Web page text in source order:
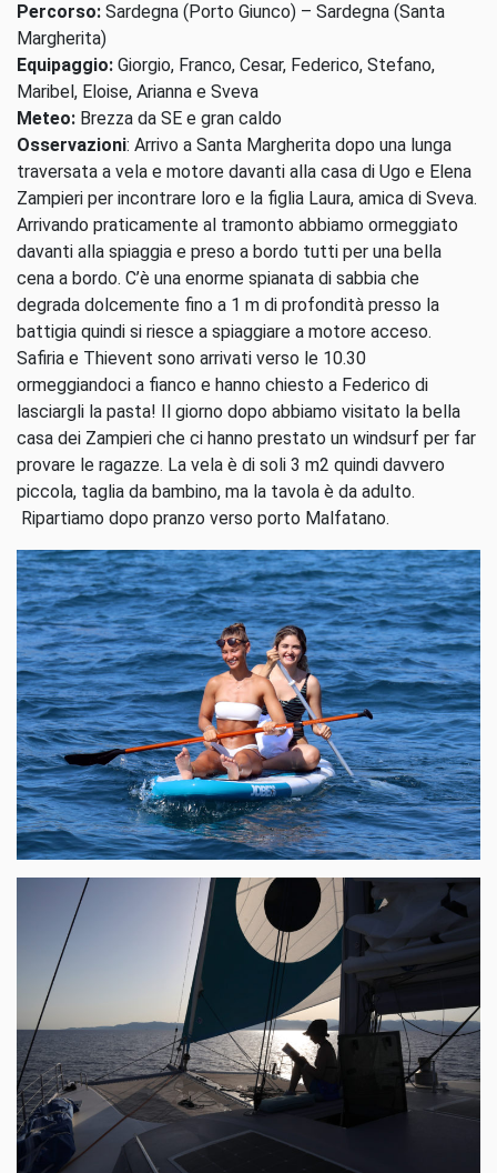
Percorso: Sardegna (Porto Giunco) – Sardegna (Santa
Margherita)
Equipaggio: Giorgio, Franco, Cesar, Federico, Stefano,
Maribel, Eloise, Arianna e Sveva
Meteo: Brezza da SE e gran caldo
Osservazioni: Arrivo a Santa Margherita dopo una lunga
traversata a vela e motore davanti alla casa di Ugo e Elena
Zampieri per incontrare loro e la figlia Laura, amica di Sveva.
Arrivando praticamente al tramonto abbiamo ormeggiato
davanti alla spiaggia e preso a bordo tutti per una bella
cena a bordo. C’è una enorme spianata di sabbia che
degrada dolcemente fino a 1 m di profondità presso la
battigia quindi si riesce a spiaggiare a motore acceso.
Safiria e Thievent sono arrivati verso le 10.30
ormeggiandoci a fianco e hanno chiesto a Federico di
lasciargli la pasta! Il giorno dopo abbiamo visitato la bella
casa dei Zampieri che ci hanno prestato un windsurf per far
provare le ragazze. La vela è di soli 3 m2 quindi davvero
piccola, taglia da bambino, ma la tavola è da adulto.
Ripartiamo dopo pranzo verso porto Malfatano.